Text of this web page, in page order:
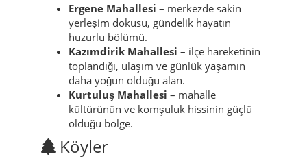
Ergene Mahallesi – merkezde sakin
yerleşim dokusu, gündelik hayatın
huzurlu bölümü.
Kazımdirik Mahallesi – ilçe hareketinin
toplandığı, ulaşım ve günlük yaşamın
daha yoğun olduğu alan.
Kurtuluş Mahallesi – mahalle
kültürünün ve komşuluk hissinin güçlü
olduğu bölge.
Köyler